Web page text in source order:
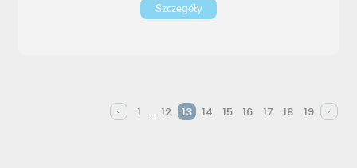
Szczegóły
1 ... 12 13 14 15 16 17 18 19